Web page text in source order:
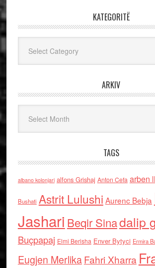
KATEGORITË
ARKIV
TAGS
albano kolonjari alfons Grishaj Anton Cefa arben
Bushati Astrit Lulushi Aurenc Bebja
Jashari Beqir Sinadalip
Buçpapaj Elmi Berisha Enver Bytyci Ermira
Eugjen MerlikaFahri Xharra